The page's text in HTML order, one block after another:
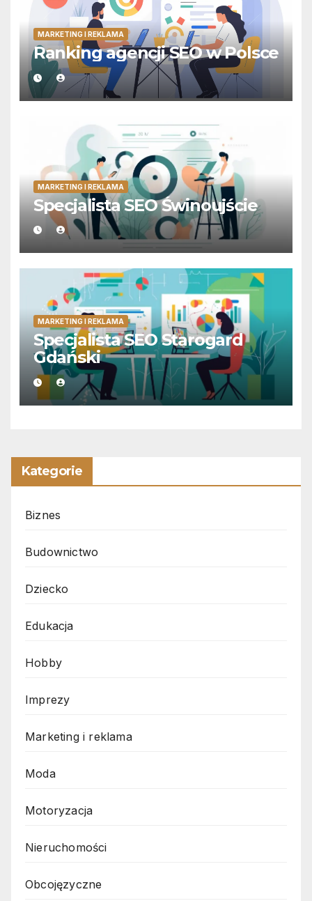
MARKETING I REKLAMA
Ranking agencji SEO w Polsce
MARKETING I REKLAMA
Specjalista SEO Świnoujście
MARKETING I REKLAMA
Specjalista SEO Starogard
Gdański
Kategorie
Biznes
Budownictwo
Dziecko
Edukacja
Hobby
Imprezy
Marketing i reklama
Moda
Motoryzacja
Nieruchomości
Obcojęzyczne